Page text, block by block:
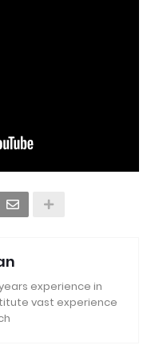
experience in
vast experience